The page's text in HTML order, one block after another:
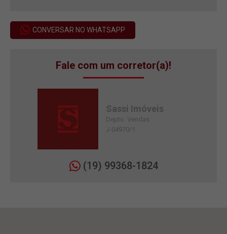
CONVERSAR NO WHATSAPP
Fale com um corretor(a)!
Sassi Imóveis
Depto. Vendas
J-04970/1
(19) 99368-1824